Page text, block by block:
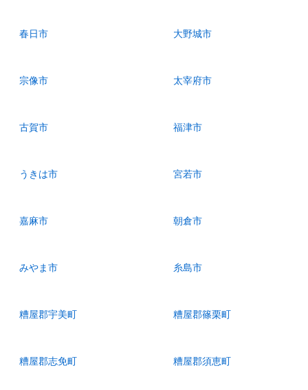
春日市 大野城市
宗像市 太宰府市
古賀市 福津市
うきは市 宮若市
嘉麻市 朝倉市
みやま市 糸島市
糟屋郡宇美町 糟屋郡篠栗町
糟屋郡志免町 糟屋郡須恵町